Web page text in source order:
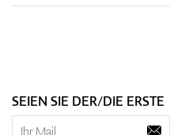
SEIEN SIE DER/DIE ERSTE